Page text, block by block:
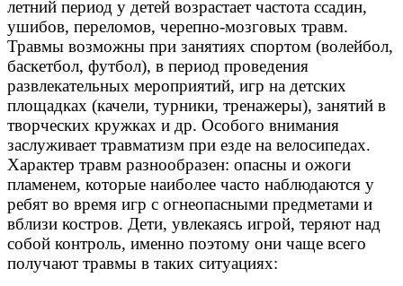
летний период у детей возрастает частота ссадин,
ушибов, переломов, черепно-мозговых травм.
Травмы возможны при занятиях спортом (волейбол,
баскетбол, футбол), в период проведения
развлекательных мероприятий, игр на детских
площадках (качели, турники, тренажеры), занятий в
творческих кружках и др. Особого внимания
заслуживает травматизм при езде на велосипедах.
Характер травм разнообразен: опасны и ожоги
пламенем, которые наиболее часто наблюдаются у
ребят во время игр с огнеопасными предметами и
вблизи костров. Дети, увлекаясь игрой, теряют над
собой контроль, именно поэтому они чаще всего
получают травмы в таких ситуациях: